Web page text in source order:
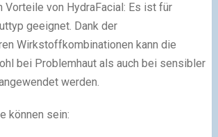
Vorteile von HydraFacial: Es ist für
geeignet. Dank der
Wirkstoffkombinationen kann die
bei Problemhaut als auch bei sensibler
werden.
können sein: